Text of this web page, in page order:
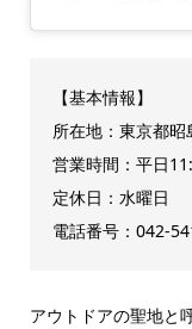
【基本情報】
所在地：東京都
営業時間：平日
定休日：水曜日
電話番号：042-
アウトドアの聖地と